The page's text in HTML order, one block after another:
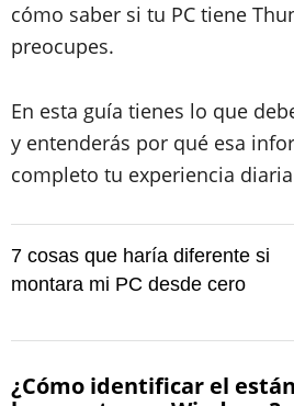
cómo saber si tu PC tiene
preocupes.
En esta guía tienes lo que
y entenderás por qué esa
completo tu experiencia
7 cosas que haría diferente si
montara mi PC desde cero
¿Cómo identificar el